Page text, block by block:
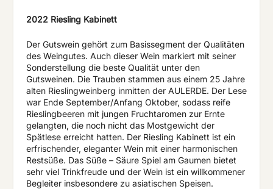
2022 Riesling Kabinett
Der Gutswein gehört zum Basissegment der Qualitäten
des Weingutes. Auch dieser Wein markiert mit seiner
Sonderstellung die beste Qualität unter den
Gutsweinen. Die Trauben stammen aus einem 25 Jahre
alten Rieslingweinberg inmitten der AULERDE. Der Lese
war Ende September/Anfang Oktober, sodass reife
Rieslingbeeren mit jungen Fruchtaromen zur Ernte
gelangten, die noch nicht das Mostgewicht der
Spätlese erreicht hatten. Der Riesling Kabinett ist ein
erfrischender, eleganter Wein mit einer harmonischen
Restsüße. Das Süße – Säure Spiel am Gaumen bietet
sehr viel Trinkfreude und der Wein ist ein willkommener
Begleiter insbesondere zu asiatischen Speisen.